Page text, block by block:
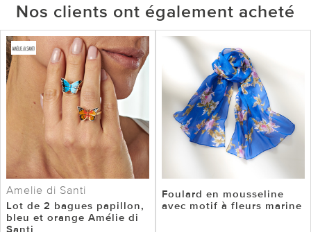
Nos clients ont également acheté
Amelie di Santi
Lot de 2 bagues papillon,
bleu et orange Amélie di
Santi
Foulard en mousseline
avec motif à fleurs marine